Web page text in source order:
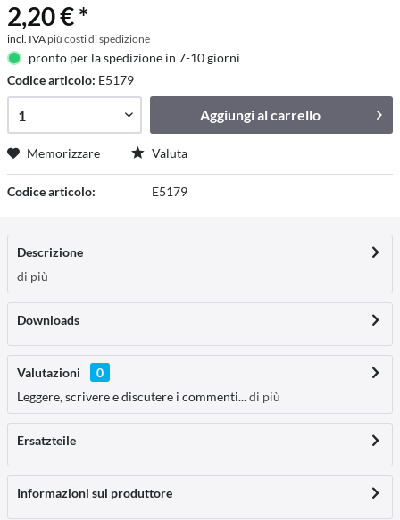
2,20 € *
incl. IVA più costi di spedizione
pronto per la spedizione in 7-10 giorni
Codice articolo: E5179
Aggiungi alcarrello
Memorizzare Valuta
Codice articolo: E5179
Descrizione
di più
Downloads
Valutazioni
0
Leggere, scrivere e discutere i commenti...di più
Ersatzteile
Informazioni sul produttore